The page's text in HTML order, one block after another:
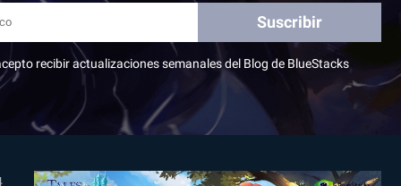
Suscribir
recibir actualizaciones semanales del Blog de BlueStacks